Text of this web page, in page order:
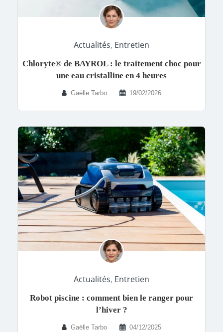
Actualités, Entretien
Chloryte® de BAYROL : le traitement choc pour
une eau cristalline en 4 heures
Gaëlle Tarbo 19/02/2026
Actualités, Entretien
Robot piscine : comment bien le ranger pour
l’hiver ?
Gaëlle Tarbo 04/12/2025